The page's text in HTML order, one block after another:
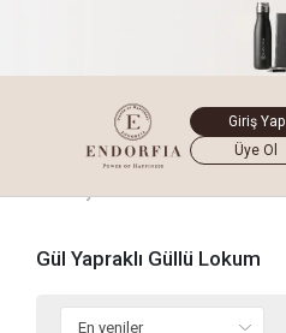
Giriş Yap
Üye Ol
Gül Yapraklı Güllü Lokum